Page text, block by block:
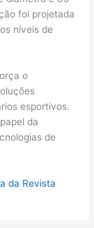
foi projetada
níveis de
o
esportivos.
da
de
da Revista